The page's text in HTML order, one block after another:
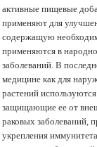
активные пищевые
применяют для
содержащую
применяются в
заболеваний. В
медицине как для
растений
защищающие ее от
раковых заболеваний,
укрепления